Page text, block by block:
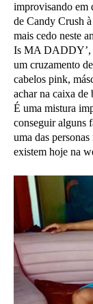
improvisando em
de Candy Crush
mais cedo neste
Is MA DADDY’,
um cruzamento
cabelos pink,
achar na caixa de
É uma mistura
conseguir alguns
uma das
existem hoje na